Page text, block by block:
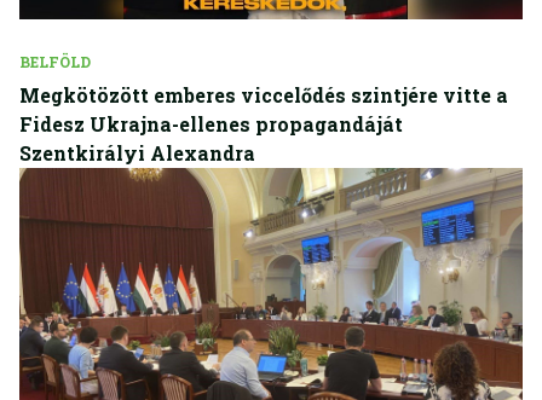
BELFÖLD
Megkötözött emberes viccelődés szintjére vitte a
Fidesz Ukrajna-ellenes propagandáját
Szentkirályi Alexandra